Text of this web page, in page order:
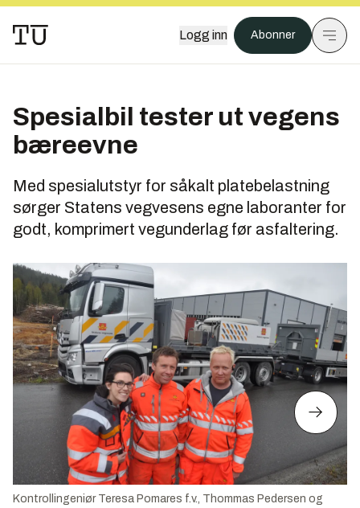
Logg inn Abonner
Spesialbil tester ut vegens
bæreevne
Med spesialutstyr for såkalt platebelastning
sørger Statens vegvesens egne laboranter for
godt, komprimert vegunderlag før asfaltering.
Kontrollingeniør Teresa Pomares f.v., Thommas Pedersen og